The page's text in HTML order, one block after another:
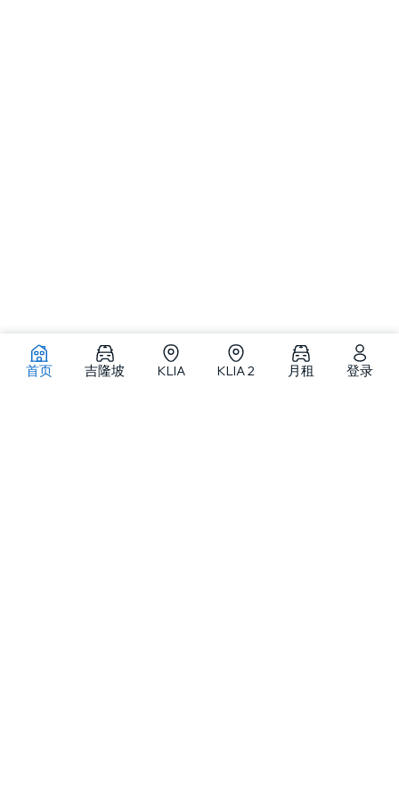
首页 吉隆坡 KLIA KLIA 2 月租 登录